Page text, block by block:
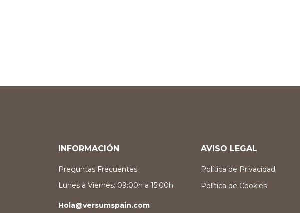
INFORMACIÓN
Preguntas Frecuentes
Lunes a Viernes: 09:00h a 15:00h
Hola@versumspain.com
AVISO LEGAL
Política de Privacidad
Política de Cookies